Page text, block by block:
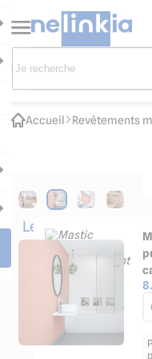
Accueil Revêtements
Les
accessoires
indispensables